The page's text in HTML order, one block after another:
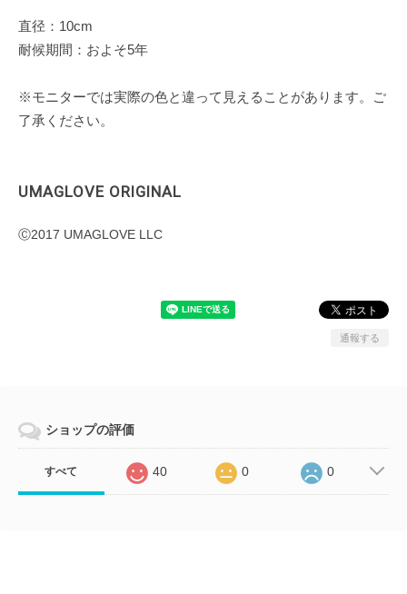
直径：10cm
耐候期間：およそ5年
※モニターでは実際の色と違って見えることがあります。ご
了承ください。
UMAGLOVE ORIGINAL
Ⓒ2017 UMAGLOVE LLC
通報する
ショップの評価
すべて 40 0 0